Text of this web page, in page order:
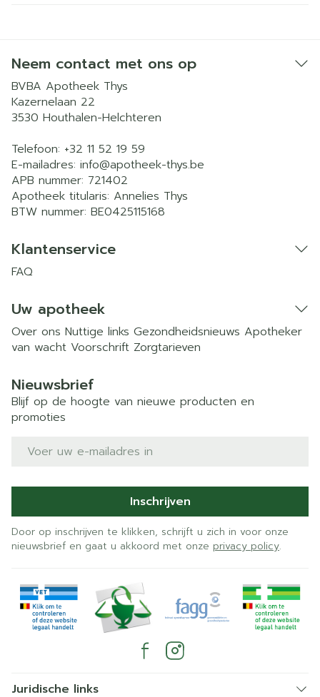
Neem contact met ons op
BVBA Apotheek Thys
Kazernelaan 22
3530 Houthalen-Helchteren
Telefoon: +32 11 52 19 59
E-mailadres: info@apotheek-thys.be
APB nummer: 721402
Apotheek titularis: Annelies Thys
BTW nummer: BE0425115168
Klantenservice
FAQ
Uw apotheek
Over ons Nuttige links Gezondheidsnieuws Apotheker
van wacht Voorschrift Zorgtarieven
Nieuwsbrief
Blijf op de hoogte van nieuwe producten en
promoties
E-mail adres
Inschrijven
Door op inschrijven te klikken, schrijft u zich in voor onze
nieuwsbrief en gaat u akkoord met onze privacy policy.
Juridische links